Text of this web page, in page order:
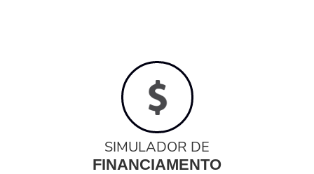
SIMULADOR DE
FINANCIAMENTO